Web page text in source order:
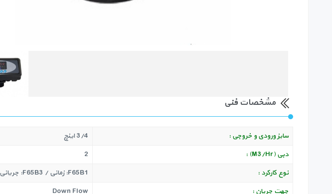
مشخصات فنی
سایز ورودی و خروجی :
3/4 اینچ
دبی (M3/Hr) :
2
نوع کارکرد :
F65B1: زمانی / F65B3: جریانی
جهت جریان :
Down Flow